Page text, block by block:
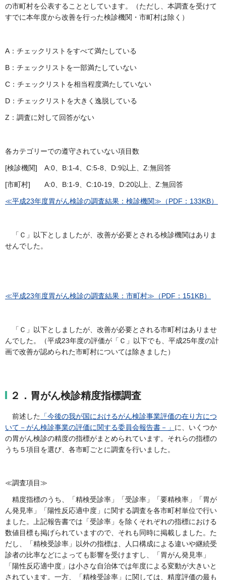
の市町村を公表することとしています。（ただし、本調査を受けて
すでに本年度から改善を行った検診機関・市町村は除く）
A：チェックリストをすべて満たしている
B：チェックリストを一部満たしていない
C：チェックリストを相当程度満たしていない
D：チェックリストを大きく逸脱している
Z：調査に対して回答がない
各カテゴリーでの遵守されていない項目数
[検診機関] A:0、B:1-4、C:5-8、D:9以上、Z:無回答
[市町村] A:0、B:1-9、C:10-19、D:20以上、Z:無回答
≪平成23年度胃がん検診の調査結果：検診機関≫（PDF：133KB）
「Ｃ」以下としましたが、改善が必要とされる検診機関はありま
せんでした。
≪平成23年度胃がん検診の調査結果：市町村≫（PDF：151KB）
「Ｃ」以下としましたが、改善が必要とされる市町村はありませ
んでした。（平成23年度の評価が「Ｃ」以下でも、平成25年度の計
画で改善が認められた市町村については除きました）
２．胃がん検診精度指標調査
前述した 「今後の我が国におけるがん検診事業評価の在り方につ
いて－がん検診事業の評価に関する委員会報告書－」 に、いくつか
の胃がん検診の精度の指標がまとめられています。それらの指標の
うち５項目を選び、各市町ごとに調査を行いました。
≪調査項目≫
精度指標のうち、「精検受診率」「受診率」「要精検率」「胃が
ん発見率」「陽性反応適中度」に関する調査を各市町村単位で行い
ました。上記報告書では「受診率」を除くそれぞれの指標における
数値目標も掲げられていますので、それも同時に掲載しました。た
だし、「精検受診率」以外の指標は、人口構成による違いや継続受
診者の比率などによっても影響を受けますし、「胃がん発見率」
「陽性反応適中度」は小さな自治体では年度による変動が大きいと
されています。一方、「精検受診率」に関しては、精度評価の最も